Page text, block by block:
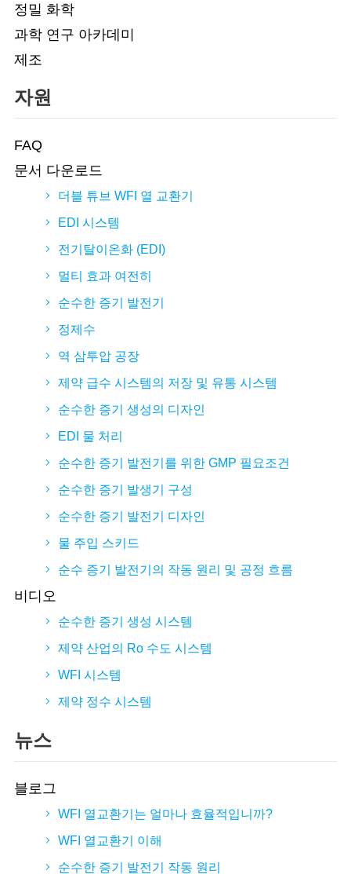
정밀 화학
과학 연구 아카데미
제조
자원
FAQ
문서 다운로드
더블 튜브 WFI 열 교환기
EDI 시스템
전기탈이온화 (EDI)
멀티 효과 여전히
순수한 증기 발전기
정제수
역 삼투압 공장
제약 급수 시스템의 저장 및 유통 시스템
순수한 증기 생성의 디자인
EDI 물 처리
순수한 증기 발전기를 위한 GMP 필요조건
순수한 증기 발생기 구성
순수한 증기 발전기 디자인
물 주입 스키드
순수 증기 발전기의 작동 원리 및 공정 흐름
비디오
순수한 증기 생성 시스템
제약 산업의 Ro 수도 시스템
WFI 시스템
제약 정수 시스템
뉴스
블로그
WFI 열교환기는 얼마나 효율적입니까?
WFI 열교환기 이해
순수한 증기 발전기 작동 원리